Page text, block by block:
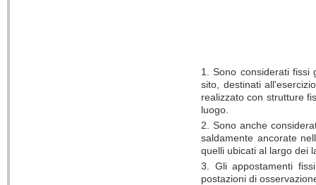
1. Sono considerati fissi
sito, destinati
realizzato con strutture
luogo.
2. Sono anche
saldamente ancorate
quelli ubicati al largo dei
3. Gli appostamenti
postazioni di